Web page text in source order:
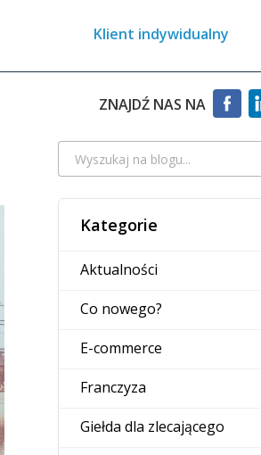
Klient indywidualny
ZNAJDŹ NAS NA
Kategorie
Aktualności
Co nowego?
E-commerce
Franczyza
Giełda dla zlecającego